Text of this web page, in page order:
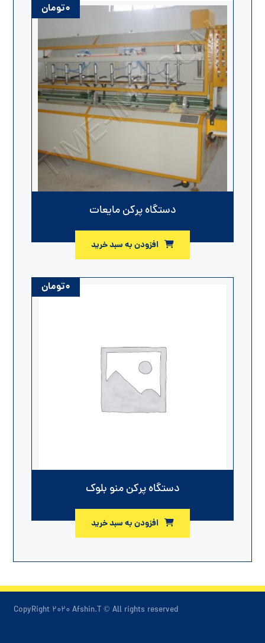
دستگاه پرکن مایعات
۰تومان
افزودن به سبد خرید
دستگاه پرکن منو بلوک
۰تومان
افزودن به سبد خرید
CopyRight ۲۰۲۰ Afshin.T © All rights reserved